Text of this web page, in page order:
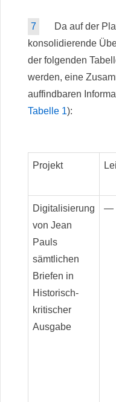
7
Da auf der
konsolidierende
der folgenden
werden, eine
auffindbaren
Tabelle 1):
Projekt
Digitalisierung
von Jean
Pauls
sämtlichen
Briefen in
Historisch-
kritischer
Ausgabe
—